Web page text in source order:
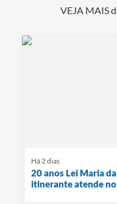
VEJA MAIS
Há 2 dias
20 anos Lei Maria
itinerante atende